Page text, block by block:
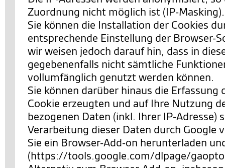
Zuordnung nicht möglich ist (IP-Masking).
Sie können die Installation der Cookies
entsprechende Einstellung der Browser-
wir weisen jedoch darauf hin, dass in
gegebenenfalls nicht sämtliche
vollumfänglich genutzt werden können.
Sie können darüber hinaus die Erfassung
Cookie erzeugten und auf Ihre Nutzung
bezogenen Daten (inkl. Ihrer IP-Adresse)
Verarbeitung dieser Daten durch Google
Sie ein Browser-Add-on herunterladen
(https://tools.google.com/dlpage/